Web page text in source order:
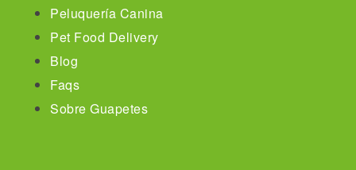
Peluquería Canina
Pet Food Delivery
Blog
Faqs
Sobre Guapetes